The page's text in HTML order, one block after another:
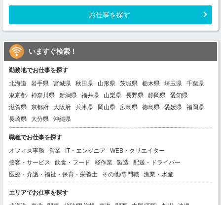
お仕事を探す
いますぐ検索！
勤務地でお仕事を探す
北海道
岩手県 宮城県 秋田県 山形県 茨城県 栃木県 埼玉県
千葉県
東京都
神奈川県 新潟県 福井県 山梨県 長野県 静岡県
愛知県
滋賀県
京都府 大阪府 兵庫県 岡山県 広島県 徳島県 愛媛県
福岡県
長崎県
大分県 沖縄県
職種でお仕事を探す
オフィス事務
営業 IT・エンジニア
WEB・クリエイター
接客・サービス
飲食・フード 軽作業 製造
配送・ドライバー
医療・介護・福祉・保育・栄養士
その他/専門職 漁業・水産
エリアでお仕事を探す